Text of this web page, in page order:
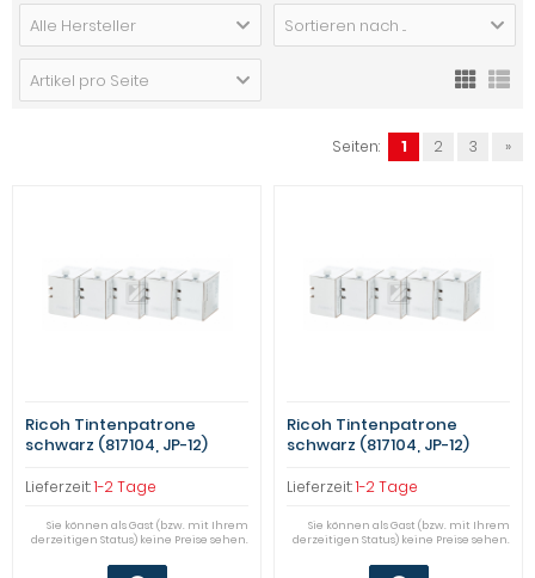
Alle Hersteller Sortieren nach ...
Artikel pro Seite
Seiten: 1 2 3 »
Ricoh Tintenpatrone
schwarz (817104, JP-12)
Lieferzeit:1-2 Tage
Sie können als Gast (bzw. mit Ihrem
derzeitigen Status) keine Preise sehen.
Ricoh Tintenpatrone
schwarz (817104, JP-12)
Lieferzeit:1-2 Tage
Sie können als Gast (bzw. mit Ihrem
derzeitigen Status) keine Preise sehen.